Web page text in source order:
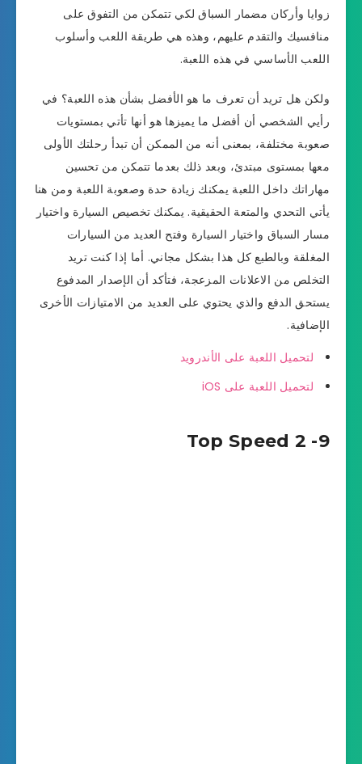
زوايا وأركان مضمار السباق لكي تتمكن من التفوق على
منافسيك والتقدم عليهم، وهذه هي طريقة اللعب وأسلوب
اللعب الأساسي في هذه اللعبة.
ولكن هل تريد أن تعرف ما هو الأفضل بشأن هذه اللعبة؟ في
رأيي الشخصي أن أفضل ما يميزها هو أنها تأتي بمستويات
صعوبة مختلفة، بمعنى أنه من الممكن أن تبدأ رحلتك الأولى
معها بمستوى مبتدئ، وبعد ذلك بعدما تتمكن من تحسين
مهاراتك داخل اللعبة يمكنك زيادة حدة وصعوبة اللعبة ومن هنا
يأتي التحدي والمتعة الحقيقية. يمكنك تخصيص السيارة واختيار
مسار السباق واختيار السيارة وفتح العديد من السيارات
المغلقة وبالطبع كل هذا بشكل مجاني. أما إذا كنت تريد
التخلص من الاعلانات المزعجة، فتأكد أن الإصدار المدفوع
يستحق الدفع والذي يحتوي على العديد من الامتيازات الأخرى
الإضافية.
لتحميل اللعبة على الأندرويد
لتحميل اللعبة على iOS
9- Top Speed 2